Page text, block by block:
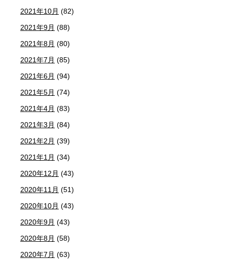
2021年10月 (82)
2021年9月 (88)
2021年8月 (80)
2021年7月 (85)
2021年6月 (94)
2021年5月 (74)
2021年4月 (83)
2021年3月 (84)
2021年2月 (39)
2021年1月 (34)
2020年12月 (43)
2020年11月 (51)
2020年10月 (43)
2020年9月 (43)
2020年8月 (58)
2020年7月 (63)